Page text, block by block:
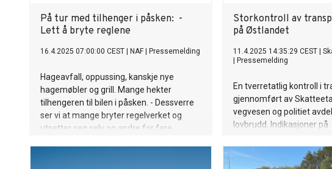
På tur med tilhenger i påsken: -
Lett å bryte reglene
16.4.2025 07:00:00 CEST NAF Pressemelding
Hageavfall, oppussing, kanskje nye
hagemøbler og grill. Mange hekter
tilhengeren til bilen i påsken. - Dessverre
ser vi at mange bryter regelverket og
utsetter seg selv og andre for fare,
Storkontroll av
på Østlandet
11.4.2025 14:35:29 CEST
Pressemelding
En tverretatlig kontroll i
gjennomført av
vegvesen og politiet
lovbrudd. Indikasjoner på
førerkortbeslag og bøter
resultatene.